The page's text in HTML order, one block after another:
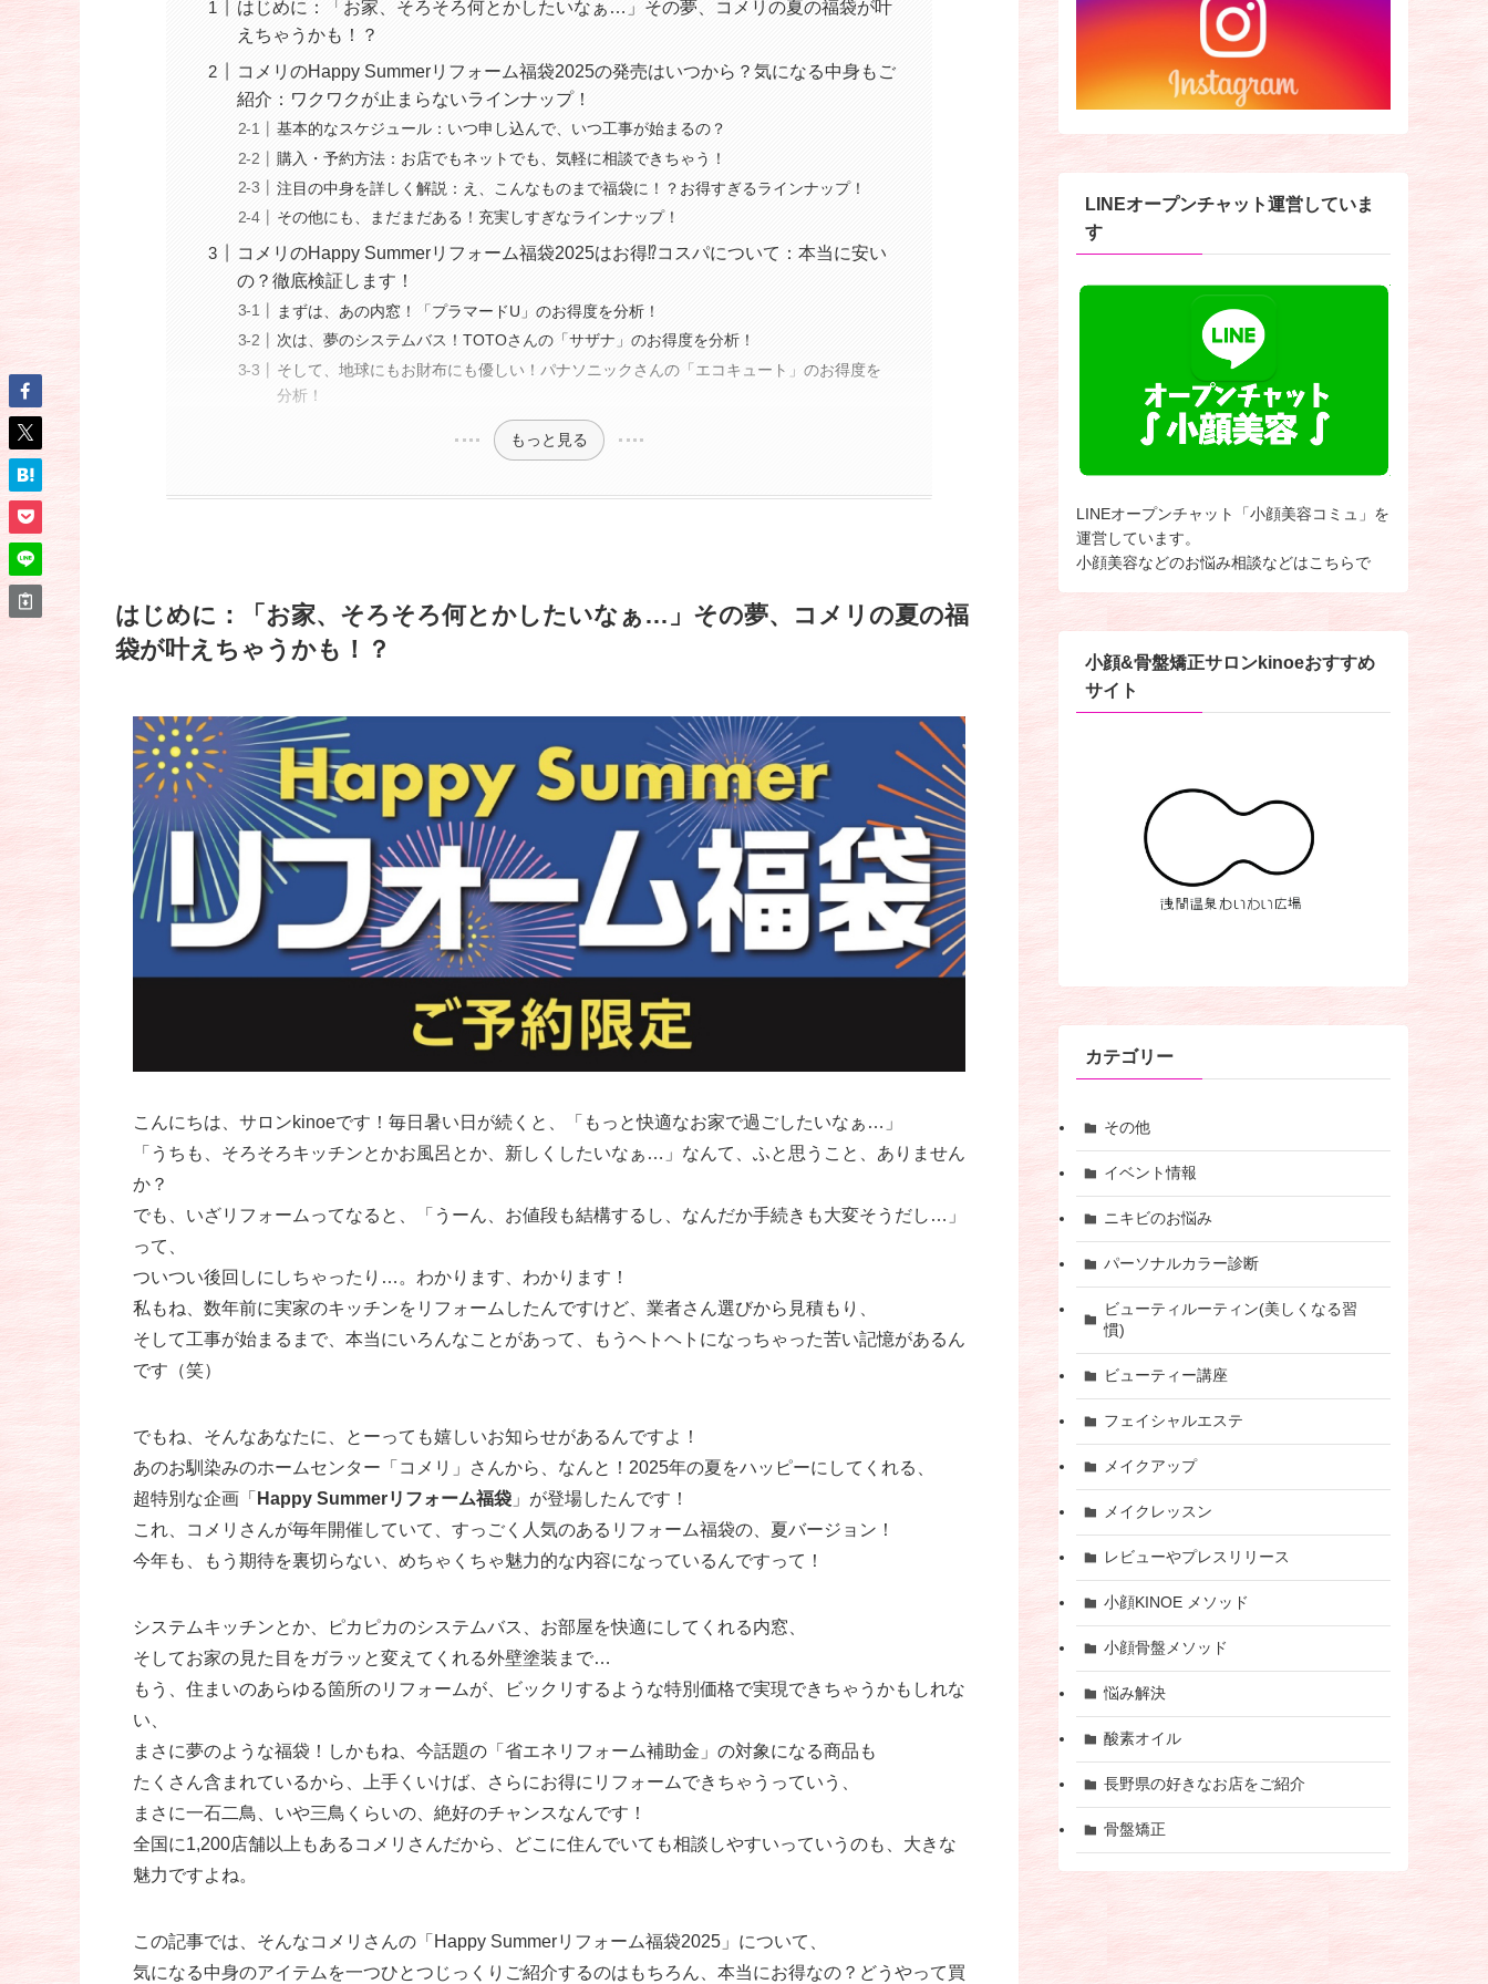
はじめに：「お家、そろそろ何とかしたいなぁ…」その夢、コメリの夏の福袋が叶
えちゃうかも！？
コメリのHappy Summerリフォーム福袋2025の発売はいつから？気になる中身もご
紹介：ワクワクが止まらないラインナップ！
基本的なスケジュール：いつ申し込んで、いつ工事が始まるの？
購入・予約方法：お店でもネットでも、気軽に相談できちゃう！
注目の中身を詳しく解説：え、こんなものまで福袋に！？お得すぎるラインナップ！
その他にも、まだまだある！充実しすぎなラインナップ！
コメリのHappy Summerリフォーム福袋2025はお得⁉コスパについて：本当に安い
の？徹底検証します！
まずは、あの内窓！「プラマードU」のお得度を分析！
次は、夢のシステムバス！TOTOさんの「サザナ」のお得度を分析！
そして、地球にもお財布にも優しい！パナソニックさんの「エコキュート」のお得度を
分析！
もっと見る
はじめに：「お家、そろそろ何とかしたいなぁ…」その夢、コメリの夏の福
袋が叶えちゃうかも！？
こんにちは、サロンkinoeです！毎日暑い日が続くと、「もっと快適なお家で過ごしたいなぁ…」
「うちも、そろそろキッチンとかお風呂とか、新しくしたいなぁ…」なんて、ふと思うこと、ありません
か？
でも、いざリフォームってなると、「うーん、お値段も結構するし、なんだか手続きも大変そうだし…」
って、
ついつい後回しにしちゃったり…。わかります、わかります！
私もね、数年前に実家のキッチンをリフォームしたんですけど、業者さん選びから見積もり、
そして工事が始まるまで、本当にいろんなことがあって、もうヘトヘトになっちゃった苦い記憶があるん
です（笑）
でもね、そんなあなたに、とーっても嬉しいお知らせがあるんですよ！
あのお馴染みのホームセンター「コメリ」さんから、なんと！2025年の夏をハッピーにしてくれる、
超特別な企画「 Happy Summerリフォーム福袋 」が登場したんです！
これ、コメリさんが毎年開催していて、すっごく人気のあるリフォーム福袋の、夏バージョン！
今年も、もう期待を裏切らない、めちゃくちゃ魅力的な内容になっているんですって！
システムキッチンとか、ピカピカのシステムバス、お部屋を快適にしてくれる内窓、
そしてお家の見た目をガラッと変えてくれる外壁塗装まで…
もう、住まいのあらゆる箇所のリフォームが、ビックリするような特別価格で実現できちゃうかもしれな
い、
まさに夢のような福袋！しかもね、今話題の「省エネリフォーム補助金」の対象になる商品も
たくさん含まれているから、上手くいけば、さらにお得にリフォームできちゃうっていう、
まさに一石二鳥、いや三鳥くらいの、絶好のチャンスなんです！
全国に1,200店舗以上もあるコメリさんだから、どこに住んでいても相談しやすいっていうのも、大きな
魅力ですよね。
この記事では、そんなコメリさんの「Happy Summerリフォーム福袋2025」について、
気になる中身のアイテムを一つひとつじっくりご紹介するのはもちろん、本当にお得なの？どうやって買
LINEオープンチャット運営していま
す
LINEオープンチャット「小顔美容コミュ」を
運営しています。
小顔美容などのお悩み相談などはこちらで
小顔&骨盤矯正サロンkinoeおすすめ
サイト
カテゴリー
その他
イベント情報
ニキビのお悩み
パーソナルカラー診断
ビューティルーティン(美しくなる習
慣)
ビューティー講座
フェイシャルエステ
メイクアップ
メイクレッスン
レビューやプレスリリース
小顔KINOE メソッド
小顔骨盤メソッド
悩み解決
酸素オイル
長野県の好きなお店をご紹介
骨盤矯正